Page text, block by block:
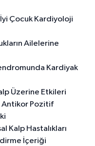
Çocuk Kardiyoloji
Ailelerine
Kardiyak
Üzerine Etkileri
Antikor Pozitif
Kalp Hastalıkları
İçeriği